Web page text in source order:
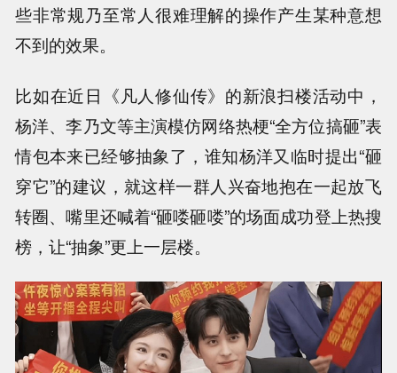
些非常规乃至常人很难理解的操作产生某种意想
不到的效果。
比如在近日《凡人修仙传》的新浪扫楼活动中，
杨洋、李乃文等主演模仿网络热梗“全方位搞砸”表
情包本来已经够抽象了，谁知杨洋又临时提出“砸
穿它”的建议，就这样一群人兴奋地抱在一起放飞
转圈、嘴里还喊着“砸喽砸喽”的场面成功登上热搜
榜，让“抽象”更上一层楼。